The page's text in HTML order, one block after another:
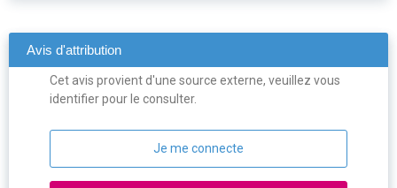
Avis d'attribution
Cet avis provient d'une source externe, veuillez vous
identifier pour le consulter.
Je me connecte